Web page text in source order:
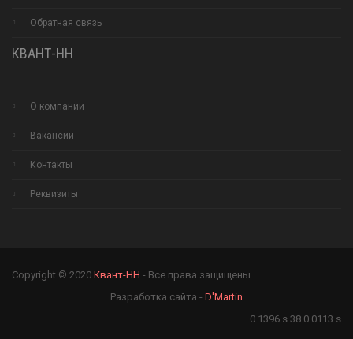
Обратная связь
КВАНТ-НН
О компании
Вакансии
Контакты
Реквизиты
Copyright © 2020 Квант-НН - Все права защищены.
Разработка сайта - D'Martin
0.1396 s 38 0.0113 s